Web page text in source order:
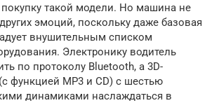
такой модели. Но машина не
эмоций, поскольку даже базовая
внушительным списком
Электронику водитель
по протоколу Bluetooth, а 3D-
функцией MP3 и CD) с шестью
динамиками наслаждаться в